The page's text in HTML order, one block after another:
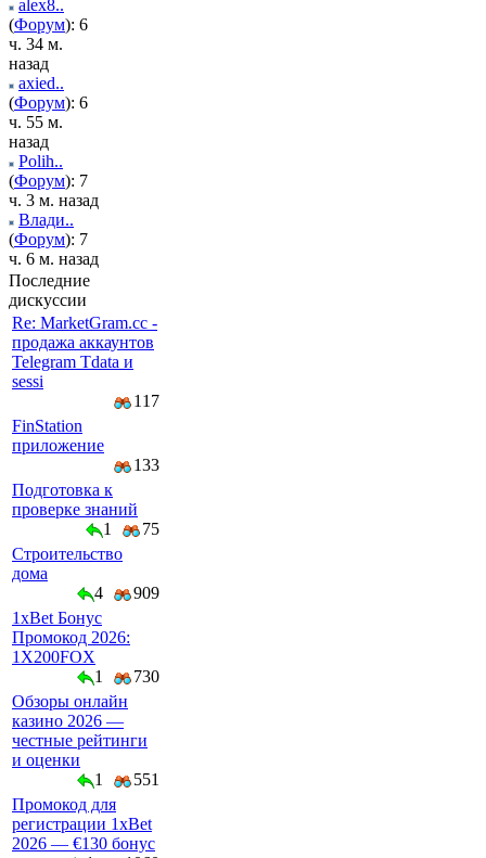
alex8..
(Форум): 6
ч. 34 м.
назад
axied..
(Форум): 6
ч. 55 м.
назад
Polih..
(Форум): 7
ч. 3 м. назад
Влади..
(Форум): 7
ч. 6 м. назад
Последние
дискуссии
Re: MarketGram.cc -
продажа аккаунтов
Telegram Tdata и
sessi
117
FinStation
приложение
133
Подготовка к
проверке знаний
1
75
Строительство
дома
4
909
1xBet Бонус
Промокод 2026:
1X200FOX
1
730
Обзоры онлайн
казино 2026 —
честные рейтинги
и оценки
1
551
Промокод для
регистрации 1xBet
2026 — €130 бонус